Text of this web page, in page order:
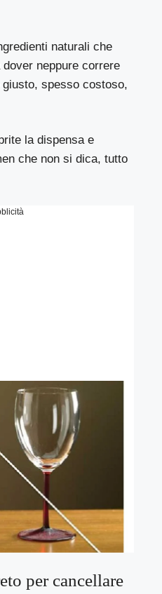
naturali che
neppure correre
spesso costoso,
la dispensa e
che non si dica, tutto
per cancellare